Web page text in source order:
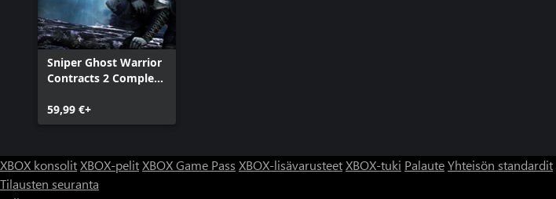
Sniper Ghost Warrior
Contracts 2 Complete
59,99 €+
XBOX konsolitXBOX-pelitXBOX Game Pass XBOX-lisävarusteetXBOX-tuki PalauteYhteisön standardit
Tilausten seuranta